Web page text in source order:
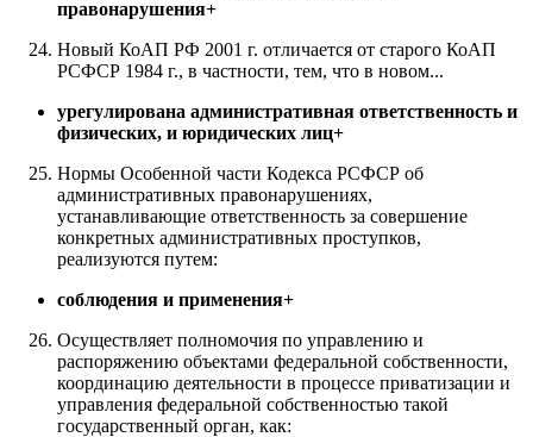
правонарушения+
Новый КоАП РФ 2001 г. отличается от старого КоАП
РСФСР 1984 г., в частности, тем, что в новом...
урегулирована административная ответственность и
физических, и юридических лиц+
Нормы Особенной части Кодекса РСФСР об
административных правонарушениях,
устанавливающие ответственность за совершение
конкретных административных проступков,
реализуются путем:
соблюдения и применения+
Осуществляет полномочия по управлению и
распоряжению объектами федеральной собственности,
координацию деятельности в процессе приватизации и
управления федеральной собственностью такой
государственный орган, как: